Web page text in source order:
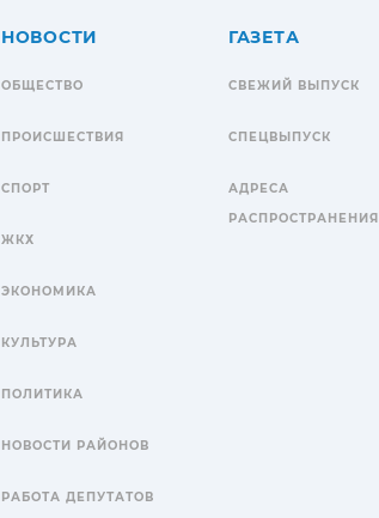
НОВОСТИ
ОБЩЕСТВО
ПРОИСШЕСТВИЯ
СПОРТ
ЖКХ
ЭКОНОМИКА
КУЛЬТУРА
ПОЛИТИКА
НОВОСТИ РАЙОНОВ
РАБОТА ДЕПУТАТОВ
ГАЗЕТА
СВЕЖИЙ ВЫПУСК
СПЕЦВЫПУСК
АДРЕСА
РАСПРОСТРАНЕНИЯ